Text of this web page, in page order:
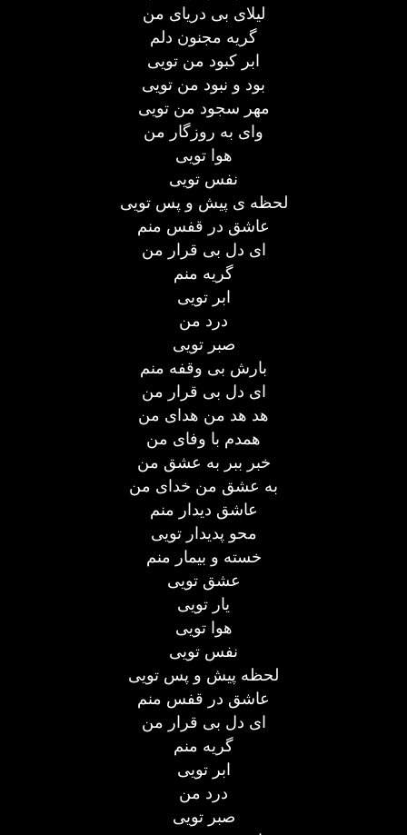
لیلای بی دریای من
گریه مجنون دلم
ابر کبود من تویی
بود و نبود من تویی
مهر سجود من تویی
وای به روزگار من
هوا تویی
نفس تویی
لحظه ی پیش و پس تویی
عاشق در قفس منم
ای دل بی قرار من
گریه منم
ابر تویی
درد من
صبر تویی
بارش بی وقفه منم
ای دل بی قرار من
هد هد من هدای من
همدم با وفای من
خبر ببر به عشق من
به عشق من خدای من
عاشق دیدار منم
محو پدیدار تویی
خسته و بیمار منم
عشق تویی
یار تویی
هوا تویی
نفس تویی
لحظه پیش و پس تویی
عاشق در قفس منم
ای دل بی قرار من
گریه منم
ابر تویی
درد من
صبر تویی